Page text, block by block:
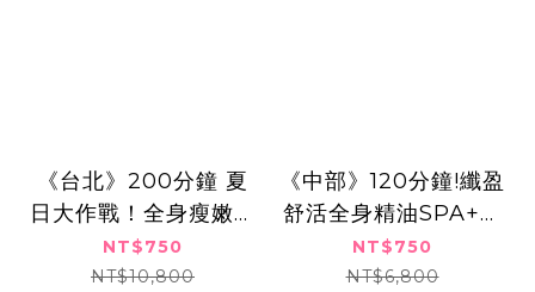
《台北》200分鐘 夏
日大作戰！全身瘦嫩白
纖盈精雕5部曲,750元
NT$750
NT$10,800
《中部》120分鐘!纖盈
舒活全身精油SPA+極
致燃脂雕塑曲線,750
元
NT$750
NT$6,800